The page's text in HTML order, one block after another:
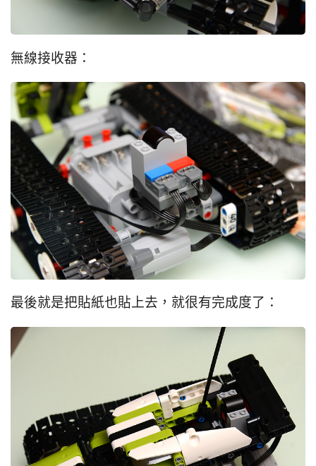
無線接收器：
最後就是把貼紙也貼上去，就很有完成度了：